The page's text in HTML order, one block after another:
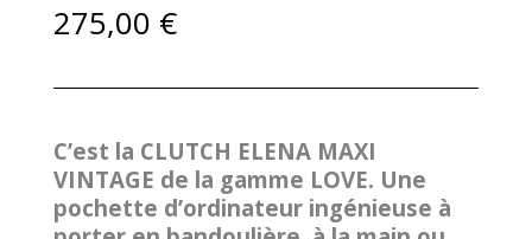
275,00 €
C’est la CLUTCH ELENA MAXI
VINTAGE de la gamme LOVE. Une
pochette d’ordinateur ingénieuse à